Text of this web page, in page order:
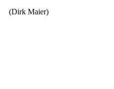
(Dirk Maier)